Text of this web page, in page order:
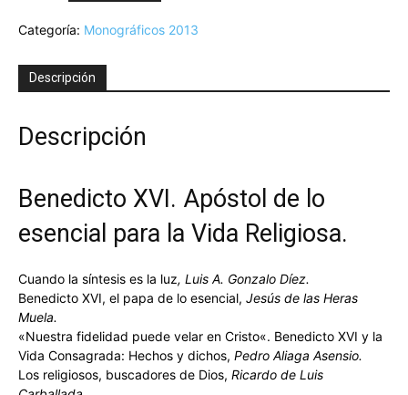
Benedicto
Apóstol
esencial
para
Religiosa
Categoría: Monográficos 2013
Descripción
Descripción
Benedicto XVI. Apóstol de lo
esencial para la Vida Religiosa.
Cuando la síntesis es la luz, Luis A. Gonzalo Díez.
Benedicto XVI, el papa de lo esencial, Jesús de las Heras
Muela.
«Nuestra fidelidad puede velar en Cristo«. Benedicto XVI y la
Vida Consagrada: Hechos y dichos, Pedro Aliaga Asensio.
Los religiosos, buscadores de Dios, Ricardo de Luis